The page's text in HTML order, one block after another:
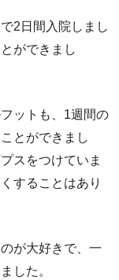
2日間入院しまし
ができまし
ットも、1週間の
とができまし
スをつけていま
することはあり
が大好きで、一
した。